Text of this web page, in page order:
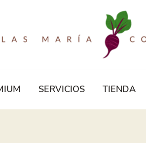
SERVICIOS TIENDA
Electrónico*